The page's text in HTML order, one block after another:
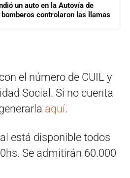
un auto en la Autovía de
bomberos controlaron las llamas
el número de CUIL y
Social. Si no cuenta
aquí.
está disponible todos
Se admitirán 60.000